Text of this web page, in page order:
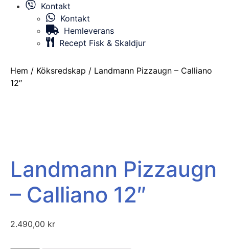
Kontakt
Kontakt
Hemleverans
Recept Fisk & Skaldjur
Hem / Köksredskap / Landmann Pizzaugn – Calliano
12″
Landmann Pizzaugn
– Calliano 12″
2.490,00 kr